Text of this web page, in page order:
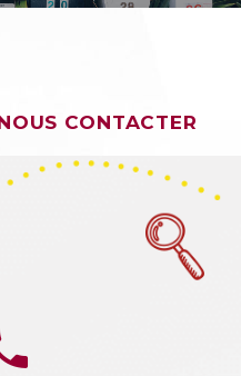
CONTACTER